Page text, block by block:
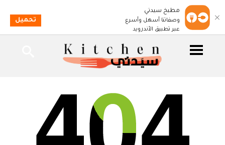
مطبخ سيدتي
وصفاتنا أسهل وأسرع
عبر تطبيق الأندرويد
تحميل